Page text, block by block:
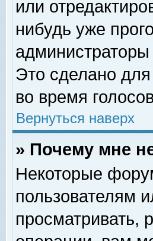
или
нибудь уже
администраторы
Это сделано
во время
Вернуться наверх
» Почему мне
Некоторые
пользователям
просматривать,